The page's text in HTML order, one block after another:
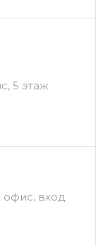
5 этаж
офис, вход